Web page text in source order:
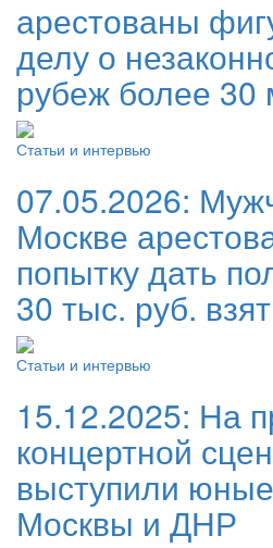
арестованы
делу о
рубеж более 30
Статьи и интервью
07.05.2026:
Москве
попытку дать
30 тыс. руб.
Статьи и интервью
15.12.2025: На
концертной
выступили
Москвы и ДНР